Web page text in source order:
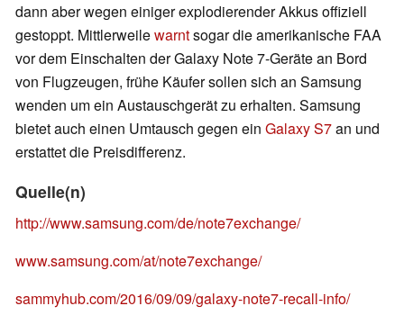
dann aber wegen einiger explodierender Akkus offiziell
gestoppt. Mittlerweilewarntsogar die amerikanische FAA
vor dem Einschalten der Galaxy Note 7-Geräte an Bord
von Flugzeugen, frühe Käufer sollen sich an Samsung
wenden um ein Austauschgerät zu erhalten. Samsung
bietet auch einen Umtausch gegen ein Galaxy S7an und
erstattet die Preisdifferenz.
Quelle(n)
http://www.samsung.com/de/note7exchange/
www.samsung.com/at/note7exchange/
sammyhub.com/2016/09/09/galaxy-note7-recall-info/